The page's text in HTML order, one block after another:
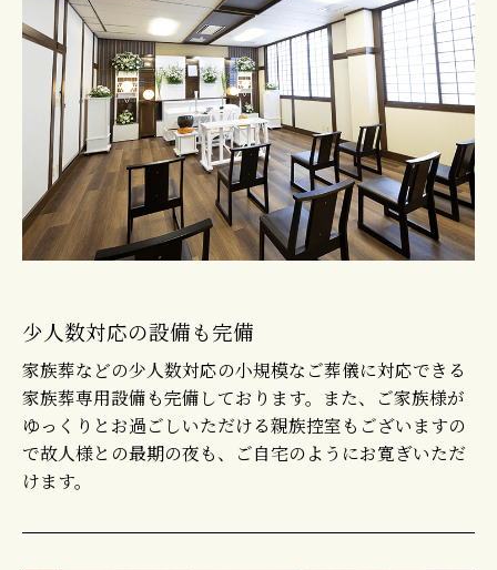
少人数対応の設備も完備
家族葬などの少人数対応の小規模なご葬儀に対応できる
家族葬専用設備も完備しております。また、ご家族様が
ゆっくりとお過ごしいただける親族控室もございますの
で故人様との最期の夜も、ご自宅のようにお寛ぎいただ
けます。